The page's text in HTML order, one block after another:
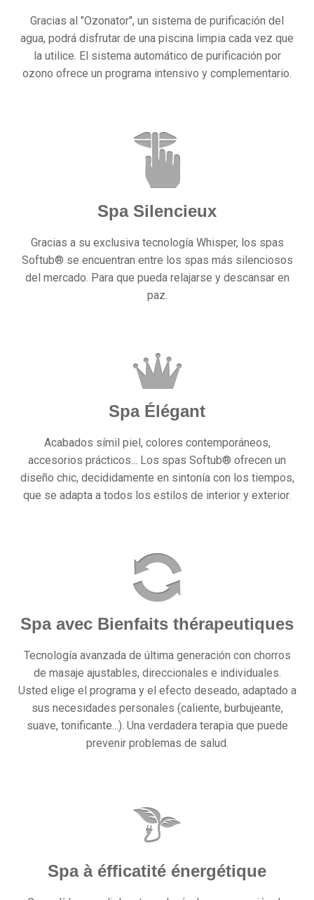
Gracias al "Ozonator", un sistema de purificación del
agua, podrá disfrutar de una piscina limpia cada vez que
la utilice. El sistema automático de purificación por
ozono ofrece un programa intensivo y complementario.
Spa Silencieux
Gracias a su exclusiva tecnología Whisper, los spas
Softub® se encuentran entre los spas más silenciosos
del mercado. Para que pueda relajarse y descansar en
paz.
Spa Élégant
Acabados símil piel, colores contemporáneos,
accesorios prácticos... Los spas Softub® ofrecen un
diseño chic, decididamente en sintonía con los tiempos,
que se adapta a todos los estilos de interior y exterior.
Spa avec Bienfaits thérapeutiques
Tecnología avanzada de última generación con chorros
de masaje ajustables, direccionales e individuales.
Usted elige el programa y el efecto deseado, adaptado a
sus necesidades personales (caliente, burbujeante,
suave, tonificante...). Una verdadera terapia que puede
prevenir problemas de salud.
Spa à éfficatité énergétique